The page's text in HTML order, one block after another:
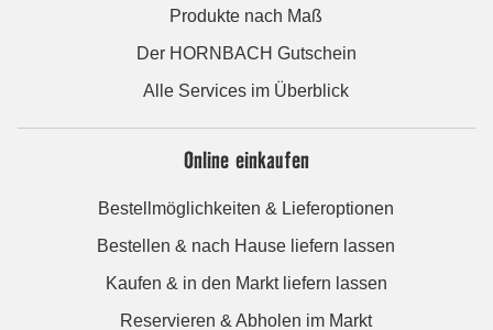
Produkte nach Maß
Der HORNBACH Gutschein
Alle Services im Überblick
Online einkaufen
Bestellmöglichkeiten & Lieferoptionen
Bestellen & nach Hause liefern lassen
Kaufen & in den Markt liefern lassen
Reservieren & Abholen im Markt